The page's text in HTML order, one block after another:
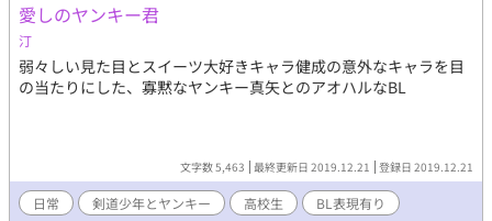
愛しのヤンキー君
汀
弱々しい見た目とスイーツ大好きキャラ健成の意外なキャラを目
の当たりにした、寡黙なヤンキー真矢とのアオハルなBL
文字数 5,463 最終更新日 2019.12.21 登録日 2019.12.21
日常 剣道少年とヤンキー 高校生
BL表現有り